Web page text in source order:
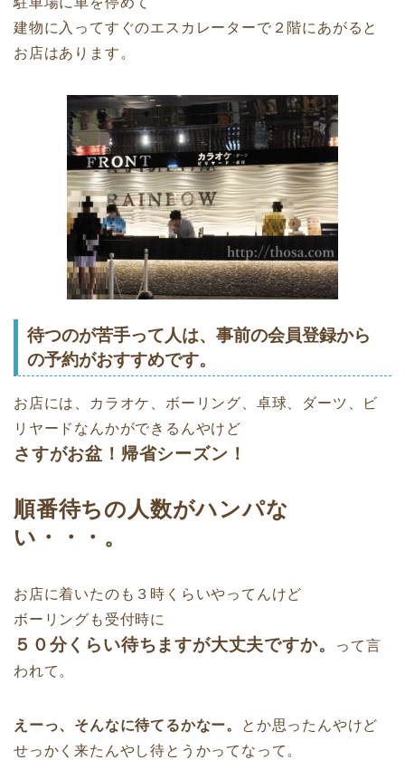
建物に入ってすぐのエスカレーターで２階にあがると
お店はあります。
待つのが苦手って人は、事前の会員登録から
の予約がおすすめです。
お店には、カラオケ、ボーリング、卓球、ダーツ、ビ
リヤードなんかができるんやけど
さすがお盆！帰省シーズン！
順番待ちの人数がハンパな
い・・・。
お店に着いたのも３時くらいやってんけど
ボーリングも受付時に
５０分くらい待ちますが大丈夫ですか。
って言
われて。
えーっ、そんなに待てるかなー。
とか思ったんやけど
せっかく来たんやし待とうかってなって。